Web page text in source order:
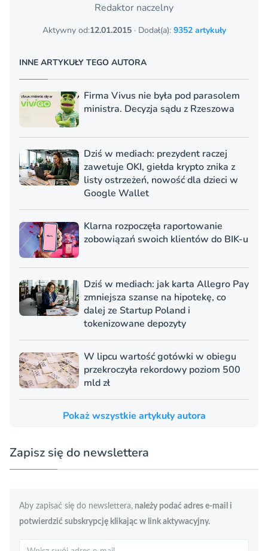
Redaktor naczelny
Aktywny od:12.01.2015· Dodał(a): 9352 artykuły
INNE ARTYKUŁY TEGO AUTORA
Firma Vivus nie była pod parasolem
ministra. Decyzja sądu z Rzeszowa
Dziś w mediach: prezydent raczej
zawetuje OKI, giełda krypto znika z
listy ostrzeżeń, nowość dla dzieci w
Google Wallet
Klarna rozpoczęła raportowanie
zobowiązań swoich klientów do BIK-u
Dziś w mediach: jak karta Allegro Pay
zmniejsza szanse na hipotekę, co
dalej ze Startup Poland i
tokenizowane depozyty
W lipcu wartość gotówki w obiegu
przekroczyła rekordowy poziom 500
mld zł
Pokaż wszystkie artykuły autora
Zapisz się do newslettera
Aby zapisać się do newslettera, należy podać adres e-mail i
potwierdzić subskrypcję klikając w link aktywacyjny.